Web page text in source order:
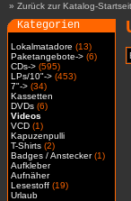
» Zurück zur Katalog-
Kategorien
Lokalmatadore (13)
Paketangebote-> (6)
CDs-> (595)
LPs/10"-> (453)
7"-> (34)
Kassetten
DVDs (6)
Videos
VCD (1)
Kapuzenpulli
T-Shirts (2)
Badges / Anstecker(1)
Aufkleber
Aufnäher
Lesestoff (19)
Urlaub